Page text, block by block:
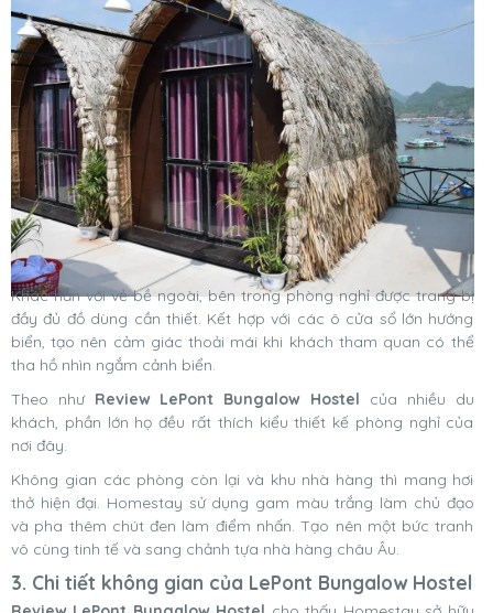
Khác hẳn với vẻ bề ngoài, bên trong phòng nghỉ được trang bị
đầy đủ đồ dùng cần thiết. Kết hợp với các ô cửa sổ lớn hướng
biển, tạo nên cảm giác thoải mái khi khách tham quan có thể
tha hồ nhìn ngắm cảnh biển.
Theo như Review LePont Bungalow Hostel của nhiều du
khách, phần lớn họ đều rất thích kiểu thiết kế phòng nghỉ của
nơi đây.
Không gian các phòng còn lại và khu nhà hàng thì mang hơi
thở hiện đại. Homestay sử dụng gam màu trắng làm chủ đạo
và pha thêm chút đen làm điểm nhấn. Tạo nên một bức tranh
vô cùng tinh tế và sang chảnh tựa nhà hàng châu Âu.
3. Chi tiết không gian của LePont Bungalow Hostel